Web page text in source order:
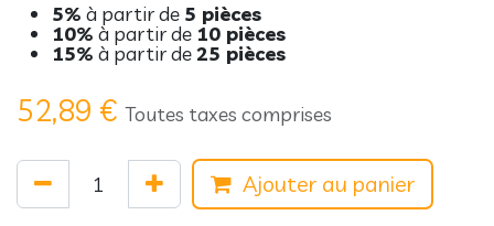
5% à partir de 5 pièces
10% à partir de 10 pièces
15% à partir de25 pièces
52,89 € Toutes taxes comprises
Ajouter au panier